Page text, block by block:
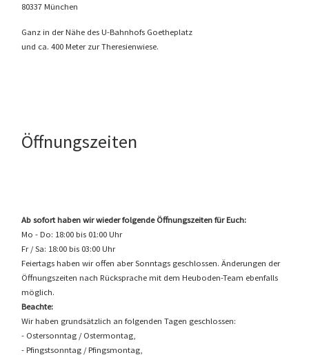
80337 München
Ganz in der Nähe des U-Bahnhofs Goetheplatz
und ca. 400 Meter zur Theresienwiese.
Öffnungszeiten
Ab sofort haben wir wieder folgende Öffnungszeiten für Euch:
Mo - Do: 18:00 bis 01:00 Uhr
Fr / Sa: 18:00 bis 03:00 Uhr
Feiertags haben wir offen aber Sonntags geschlossen. Änderungen der
Öffnungszeiten nach Rücksprache mit dem Heuboden-Team ebenfalls
möglich.
Beachte:
Wir haben grundsätzlich an folgenden Tagen geschlossen:
- Ostersonntag / Ostermontag,
- Pfingstsonntag / Pfingsmontag,